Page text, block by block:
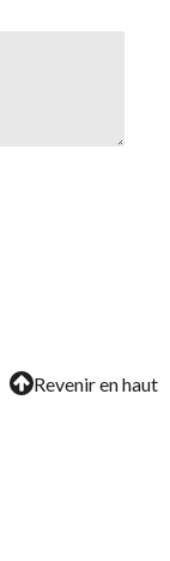
Revenir en haut